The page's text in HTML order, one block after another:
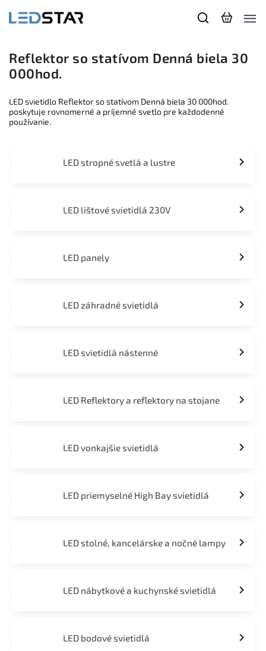
Reflektor so statívom Denná biela 30
000hod.
LED svietidlo Reflektor so statívom Denná biela 30 000hod.
poskytuje rovnomerné a príjemné svetlo pre každodenné
používanie.
LED stropné svetlá a lustre
LED lištové svietidlá 230V
LED panely
LED záhradné svietidlá
LED svietidlá nástenné
LED Reflektory a reflektory na stojane
LED vonkajšie svietidlá
LED priemyselné High Bay svietidlá
LED stolné, kancelárske a nočné lampy
LED nábytkové a kuchynské svietidlá
LED bodové svietidlá